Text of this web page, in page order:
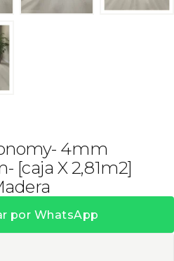
4mm
[caja X 2,81m2]
por WhatsApp